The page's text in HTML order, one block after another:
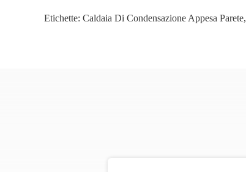
Etichette: Caldaia Di Condensazione Appesa Parete,